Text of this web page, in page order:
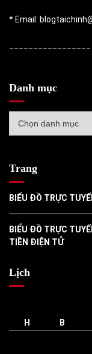
* Email:
Danh mục
mục
Trang
BIỂU ĐỒ TRỰC
BIỂU ĐỒ TRỰC
TIỀN ĐIỆN TỬ
Lịch
H B